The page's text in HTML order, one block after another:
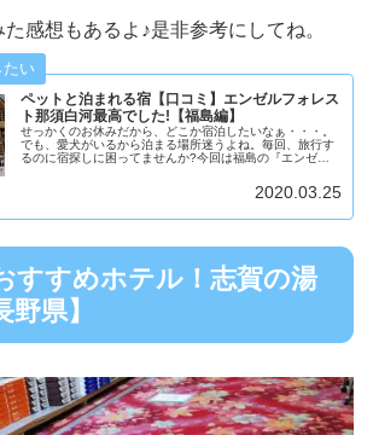
感想もあるよ♪是非参考にしてね。
ペットと泊まれる宿【口コミ】エンゼルフォレス
ト那須白河最高でした!【福島編】
せっかくのお休みだから、どこか宿泊したいなぁ・・・。
でも、愛犬がいるから泊まる場所迷うよね。毎回、旅行す
るのに宿探しに困ってませんか?今回は福島の『エンゼル
2020.03.25
すすめホテル！志賀の湯
県】